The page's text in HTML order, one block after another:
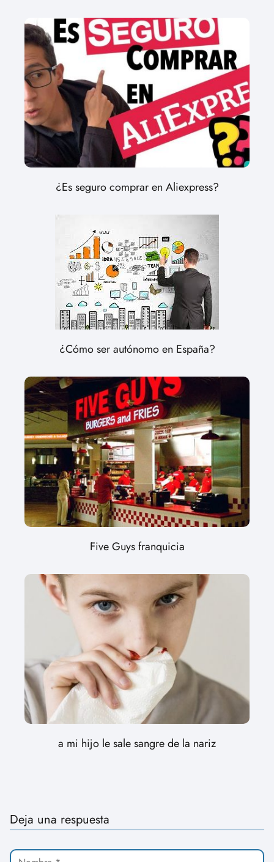
¿Es seguro comprar en Aliexpress?
¿Cómo ser autónomo en España?
Five Guys franquicia
a mi hijo le sale sangre de la nariz
Deja una respuesta